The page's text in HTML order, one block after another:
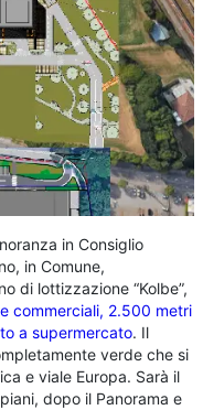
in Consiglio
in Comune,
di lottizzazione “Kolbe”,
commerciali, 2.500 metri
a supermercato. Il
verde che si
e viale Europa. Sarà il
dopo il Panorama e